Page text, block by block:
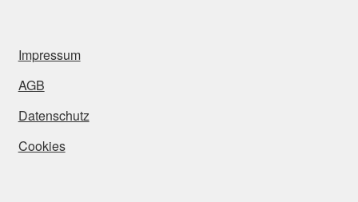
Impressum
AGB
Datenschutz
Cookies